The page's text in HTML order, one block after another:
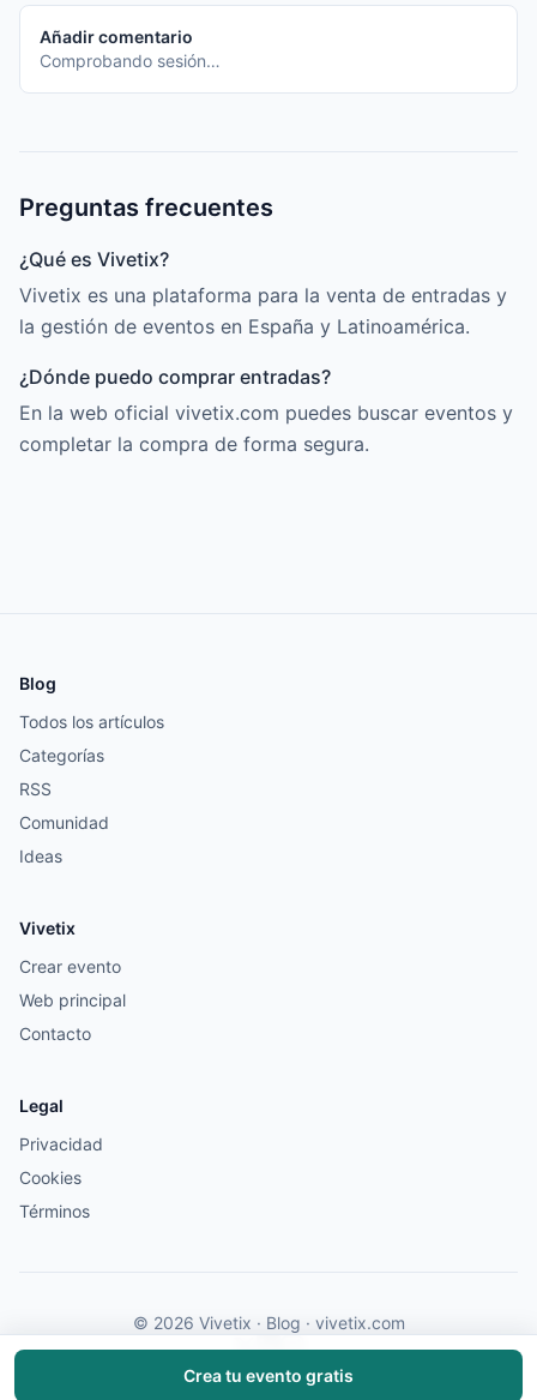
Añadir comentario
Comprobando sesión…
Preguntas frecuentes
¿Qué es Vivetix?
Vivetix es una plataforma para la venta de entradas y
la gestión de eventos en España y Latinoamérica.
¿Dónde puedo comprar entradas?
En la web oficial vivetix.com puedes buscar eventos y
completar la compra de forma segura.
Crea tu evento gratis
Blog
Todos los artículos
Categorías
RSS
Comunidad
Ideas
Vivetix
Crear evento
Web principal
Contacto
Legal
Privacidad
Cookies
Términos
© 2026 Vivetix · Blog · vivetix.com